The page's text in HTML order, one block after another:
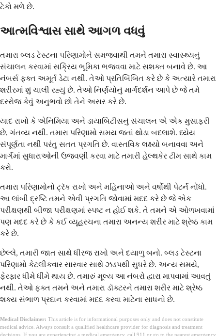
ટેકો મળે છે.
આત્મવિશ્વાસ સાથે આગળ વધવું
તમારા બ્લડ ટેસ્ટના પરિણામોને સમજવાથી તમને તમારા સ્વાસ્થ્યનું
સંચાલન કરવામાં સક્રિય ભૂમિકા ભજવવા માટે સશક્ત બનાવે છે. આ
નંબર્સ ફક્ત અમૂર્ત ડેટા નથી. તેઓ પ્રતિબિંબિત કરે છે કે અત્યારે તમારા
શરીરમાં શું ચાલી રહ્યું છે. તેઓ નિર્ણયોનું માર્ગદર્શન આપે છે જે તમે
દરરોજ કેવું અનુભવો છો તેને અસર કરે છે.
યાદ રાખો કે એનિમિયા અને ડાયાબિટીસનું સંચાલન એ એક મુસાફરી
છે, ગંતવ્ય નથી. તમારા પરિણામો સમય જતાં થોડા બદલાશે. ધ્યેય
સંપૂર્ણતા નથી પરંતુ સતત પ્રગતિ છે. વાસ્તવિક લક્ષ્યો બનાવવા અને
માર્ગમાં સુધારાઓની ઉજવણી કરવા માટે તમારી હેલ્થકેર ટીમ સાથે કામ
કરો.
તમારા પરિણામોનો ટ્રૅક રાખો અને મહિનાઓ અને વર્ષોથી પેટર્ન નોંધો.
આ લાંબી દ્રષ્ટિ તમને એવી પ્રગતિ જોવામાં મદદ કરે છે જે એક
પરીક્ષણથી બીજા પરીક્ષણમાં સ્પષ્ટ ન હોઈ શકે. તે તમને એ ઓળખવામાં
પણ મદદ કરે છે કે કઈ વ્યૂહરચના તમારા અનન્ય શરીર માટે શ્રેષ્ઠ કામ
કરે છે.
છેલ્લે, તમારી જાત સાથે ધીરજ રાખો અને દયાળુ બનો. બ્લડ ટેસ્ટના
પરિણામો કેટલીકવાર સારવાર સાથે ઝડપથી સુધરે છે. અન્ય સમયે,
ફેરફાર ધીમે ધીમે થાય છે. તમારું મૂલ્ય આ નંબરો દ્વારા માપવામાં આવતું
નથી. તેઓ ફક્ત તમને અને તમારા ડૉક્ટરને તમારા શરીર માટે શ્રેષ્ઠ
શક્ય સંભાળ પ્રદાન કરવામાં મદદ કરવા માટેના સાધનો છે.
Medical Disclaimer: This article is for informational purposes only and does not constitute
medical advice. Always consult a qualified healthcare provider for diagnosis and treatment
decisions. If you are experiencing a medical emergency, call 911 or go to the nearest emergency